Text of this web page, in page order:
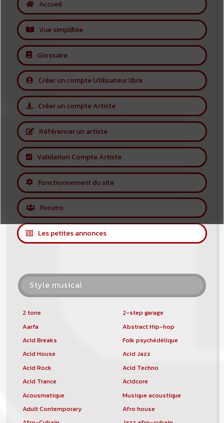
Accueil
Vue simplifiée
Glossaire
Créer un compte Utilisateur libre
Créer un compte Artiste
Référencer un artiste
Validation Compte Artiste
Fonctionnement du site
Forums
Les petites annonces
Style musical
2 tone
2-step garage
Aarfa
Abstract Hip-hop
Acid Breaks
Folk psychédélique
Acid House
Acid Jazz
Acid Rock
Acid Techno
Acid Trance
Acidcore
Acousmatique
Musique acoustique
Adult Contemporary
Afro house